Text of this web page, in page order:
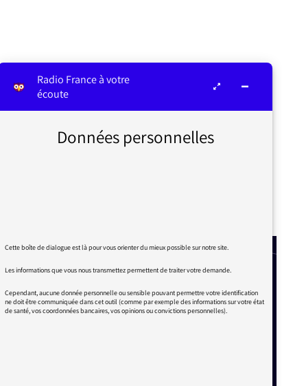
Radio France à votre
écoute
Données personnelles
Cette boîte de dialogue est là pour vous orienter du mieux possible sur notre site.
Les informations que vous nous transmettez permettent de traiter votre demande.
Cependant, aucune donnée personnelle ou sensible pouvant permettre votre identification
ne doit être communiquée dans cet outil (comme par exemple des informations sur votre état
de santé, vos coordonnées bancaires, vos opinions ou convictions personnelles).